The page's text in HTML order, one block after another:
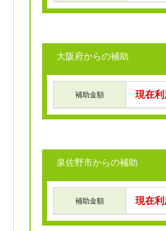
大阪府からの補助
補助金額 現在
泉佐野市からの補助
補助金額 現在